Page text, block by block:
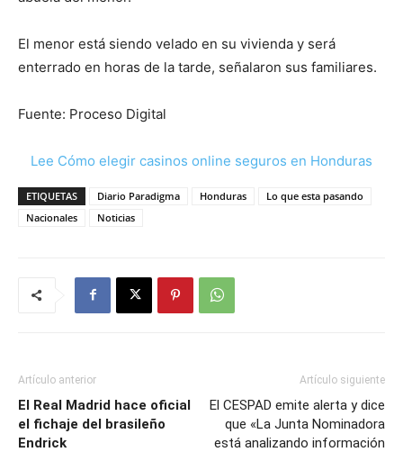
El menor está siendo velado en su vivienda y será
enterrado en horas de la tarde, señalaron sus familiares.
Fuente: Proceso Digital
Lee Cómo elegir casinos online seguros en Honduras
ETIQUETAS Diario Paradigma Honduras
Lo que esta pasando
Nacionales
Noticias
Artículo anterior
El Real Madrid hace oficial
el fichaje del brasileño
Endrick
Artículo siguiente
El CESPAD emite alerta y dice
que «La Junta Nominadora
está analizando información